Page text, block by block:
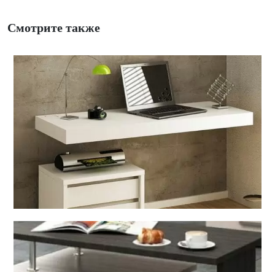
Смотрите также